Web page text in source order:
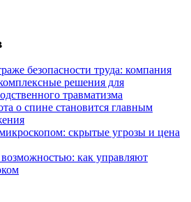
безопасности труда: компания
решения для
травматизма
о спине становится главным
скрытые угрозы и цена
как управляют